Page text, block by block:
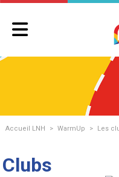
Accueil LNH > WarmUp > Les
Clubs